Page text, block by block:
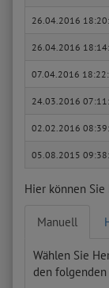
26.04.2016
26.04.2016
07.04.2016
24.03.2016
02.02.2016
05.08.2015
Hier können
Manuell
Wählen Sie
den folgenden